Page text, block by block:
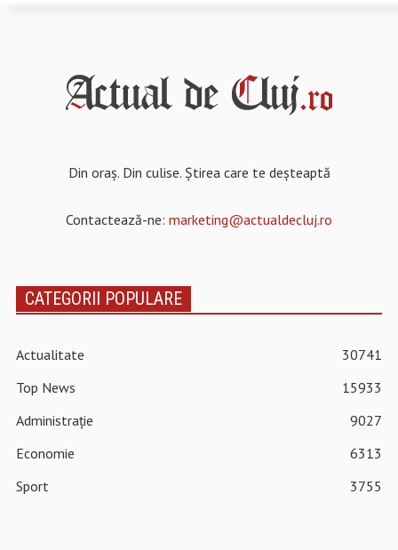
Din oraș. Din culise. Știrea care te deșteaptă
Contactează-ne: marketing@actualdecluj.ro
CATEGORII POPULARE
Actualitate
30741
Top News
15933
Administrație
9027
Economie
6313
Sport
3755